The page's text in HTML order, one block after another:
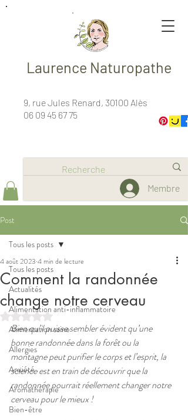
9, rue Jules Renard, 30100 Alès
06 09 45 67 75
Membre
Laurence Naturopathe
Post
Tous les posts
Actualités
Alimentation anti-inflammatoire
Alimentation saine
Allergies
Anxiété
Aromathérapie
Bien-être
Tous les posts
Comment la randonnée
change notre cerveau
4 août 2023 4 min de lecture
Noté NaN étoiles sur 5.
Bien qu’il puisse sembler évident qu’une
bonne randonnée dans la forêt ou la
montagne peut purifier le corps et l’esprit, la
science est en train de découvrir que la
randonnée pourrait réellement changer notre
cerveau pour le mieux !